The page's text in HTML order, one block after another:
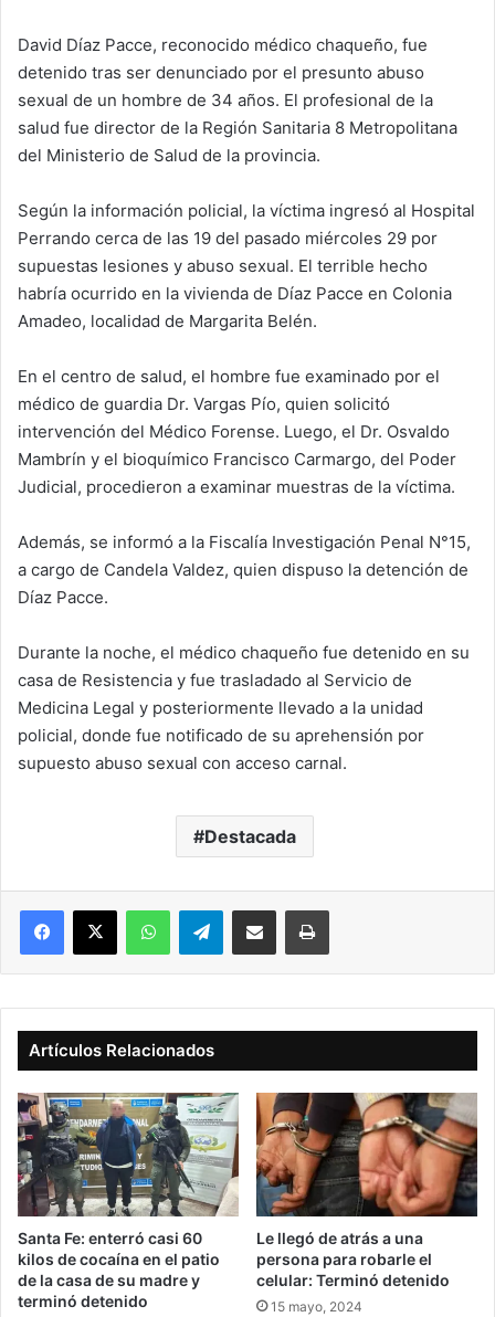
David Díaz Pacce, reconocido médico chaqueño, fue
detenido tras ser denunciado por el presunto abuso
sexual de un hombre de 34 años. El profesional de la
salud fue director de la Región Sanitaria 8 Metropolitana
del Ministerio de Salud de la provincia.
Según la información policial, la víctima ingresó al Hospital
Perrando cerca de las 19 del pasado miércoles 29 por
supuestas lesiones y abuso sexual. El terrible hecho
habría ocurrido en la vivienda de Díaz Pacce en Colonia
Amadeo, localidad de Margarita Belén.
En el centro de salud, el hombre fue examinado por el
médico de guardia Dr. Vargas Pío, quien solicitó
intervención del Médico Forense. Luego, el Dr. Osvaldo
Mambrín y el bioquímico Francisco Carmargo, del Poder
Judicial, procedieron a examinar muestras de la víctima.
Además, se informó a la Fiscalía Investigación Penal N°15,
a cargo de Candela Valdez, quien dispuso la detención de
Díaz Pacce.
Durante la noche, el médico chaqueño fue detenido en su
casa de Resistencia y fue trasladado al Servicio de
Medicina Legal y posteriormente llevado a la unidad
policial, donde fue notificado de su aprehensión por
supuesto abuso sexual con acceso carnal.
Destacada
Facebook
X WhatsAppTelegramCompartir vía correo electrónicoImprimir
Artículos Relacionados
Santa Fe: enterró casi 60
kilos de cocaína en el patio
de la casa de su madre y
terminó detenido
Le llegó de atrás a una
persona para robarle el
celular: Terminó detenido
15 mayo, 2024